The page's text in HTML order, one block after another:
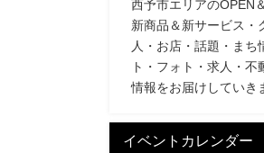
西予市エリアのOPEN
新商品＆新サービス・
人・お店・話題・まち
ト・フォト・求人・不
情報をお届けしていき
イベントカレンダー